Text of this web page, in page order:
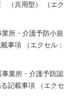
（共用型） （エク
所・介護予防小規
事項 （エクセル：
業所・介護予防認
記載事項 （エクセ